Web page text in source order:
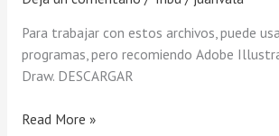
Para trabajar con estos archivos, puede
programas, pero recomiendo Adobe
Draw. DESCARGAR
Read More »